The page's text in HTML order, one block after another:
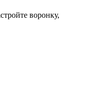
воронку,